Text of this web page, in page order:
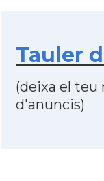
Tauler
(deixa el
d'anuncis)